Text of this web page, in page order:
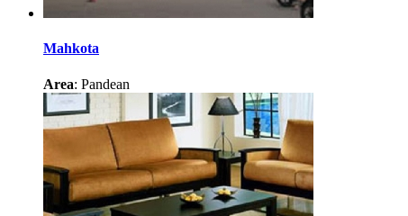
Mahkota
Area: Pandean